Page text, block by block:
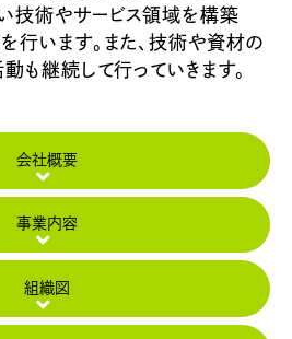
い技術やサービス領域を構築
行います。また、技術や資材の
も継続して行っていきます。
会社概要
事業内容
組織図